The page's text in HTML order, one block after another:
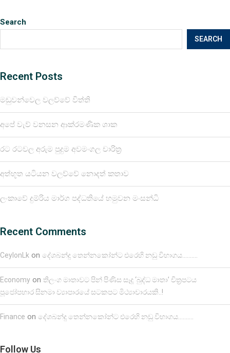
Search
SEARCH
Recent Posts
මඩුවන්වෙල වලව්වේ විත්ති
අපේ වැව් වනසන ආක්රමණික ශාක
රට රටවල අරුම පුදුම අවමංගල චාරිත්‍ර
අත්භූත යටියන වලව්වේ නොදත් කතාව
ලංකාවේ දුම්රිය මාර්ග පද්ධතියේ හමුවන මංසන්ධි
Recent Comments
CeylonLk on දේශබන්දු තෙන්නකෝන්ට එරෙහි නඩු විභාගය……….
Economy on තිලංග මාතාවට පින් පිණිස සෑදූ ‘බුද්ධ මාතා’ චිත්‍රපටය
පූජෝපහාර සිනමා ව්‍යාපාරයේ සටකපට මිථ්‍යාචාරයකි..!
Finance on දේශබන්දු තෙන්නකෝන්ට එරෙහි නඩු විභාගය……….
Follow Us